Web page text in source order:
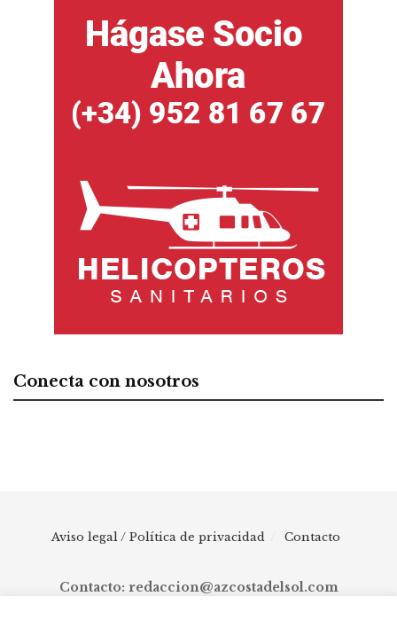
Conecta con nosotros
Aviso legal / Política de privacidad Contacto
Contacto: redaccion@azcostadelsol.com